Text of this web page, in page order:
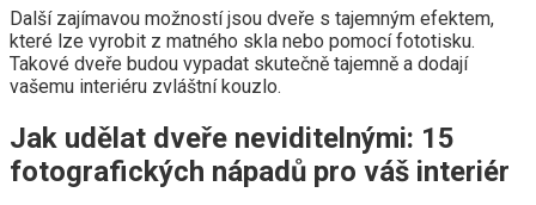
Další zajímavou možností jsou dveře s tajemným efektem,
které lze vyrobit z matného skla nebo pomocí fototisku.
Takové dveře budou vypadat skutečně tajemně a dodají
vašemu interiéru zvláštní kouzlo.
Jak udělat dveře neviditelnými: 15
fotografických nápadů pro váš interiér